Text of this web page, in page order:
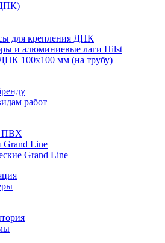
для крепления ДПК
и алюминиевые лаги Hilst
100х100 мм (на трубу)
работ
ПВХ
Line
Grand Line